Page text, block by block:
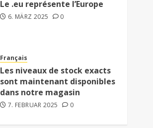
Le .eu représente l’Europe
6. MÄRZ 2025 0
Français
Les niveaux de stock exacts
sont maintenant disponibles
dans notre magasin
7. FEBRUAR 2025 0